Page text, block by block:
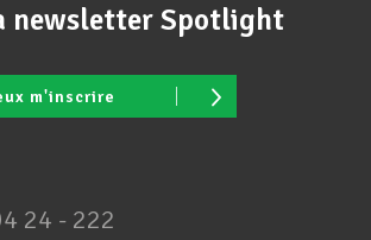
newsletter Spotlight
m'inscrire
24 - 222